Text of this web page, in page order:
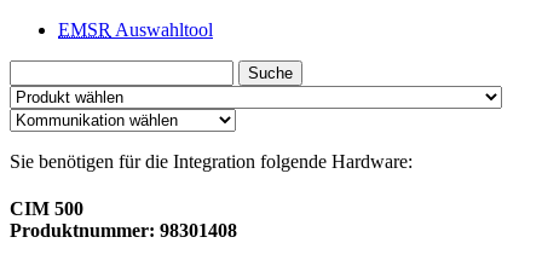
EMSR Auswahltool
Suche
Sie benötigen für die Integration folgende Hardware:
CIM 500
Produktnummer: 98301408